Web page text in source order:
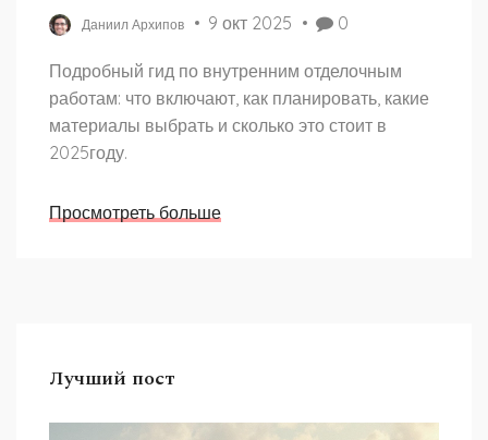
Даниил Архипов 9 окт 2025 0
Подробный гид по внутренним отделочным
работам: что включают, как планировать, какие
материалы выбрать и сколько это стоит в
2025году.
Просмотреть больше
Лучший пост